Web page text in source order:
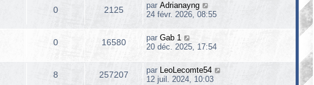
0 2125 par Adrianayng
24 févr. 2026, 08:55
0 16580 par Gab 1
20 déc. 2025, 17:54
8 257207 par LeoLecomte54
12 juil. 2024, 10:03